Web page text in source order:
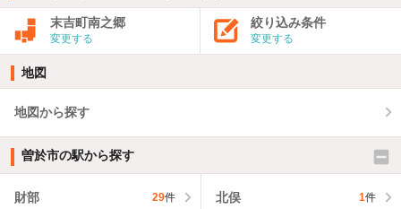
末吉町南之郷
変更する
絞り込み条件
変更する
地図
地図から探す
曽於市の駅から探す
財部 29件 北俣 1件